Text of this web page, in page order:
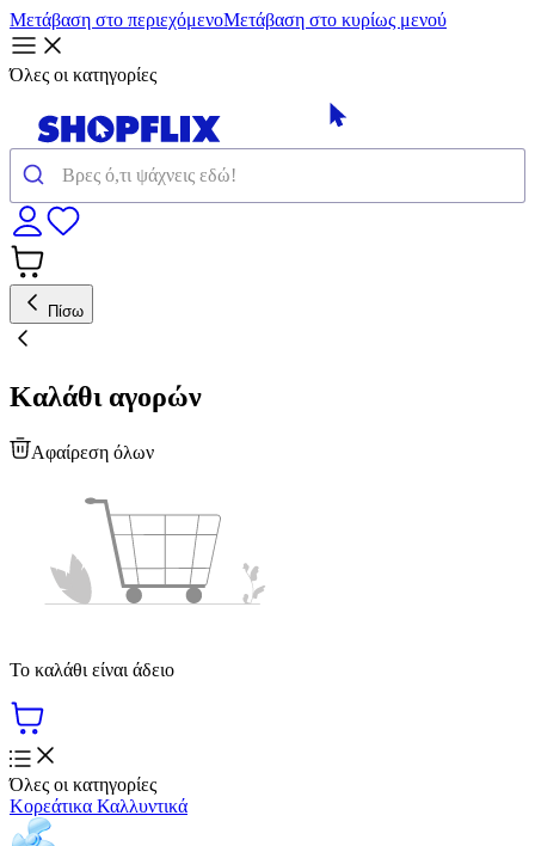
Μετάβαση στο περιεχόμενοΜετάβαση στο κυρίως μενού
Όλες οι κατηγορίες
Πίσω
Καλάθι αγορών
Αφαίρεση όλων
Το καλάθι είναι άδειο
Όλες οι κατηγορίες
Κορεάτικα Καλλυντικά